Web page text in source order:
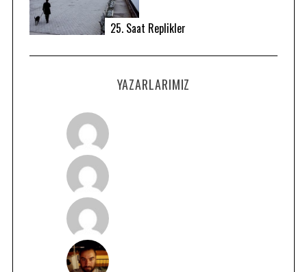
25. Saat Replikler
YAZARLARIMIZ